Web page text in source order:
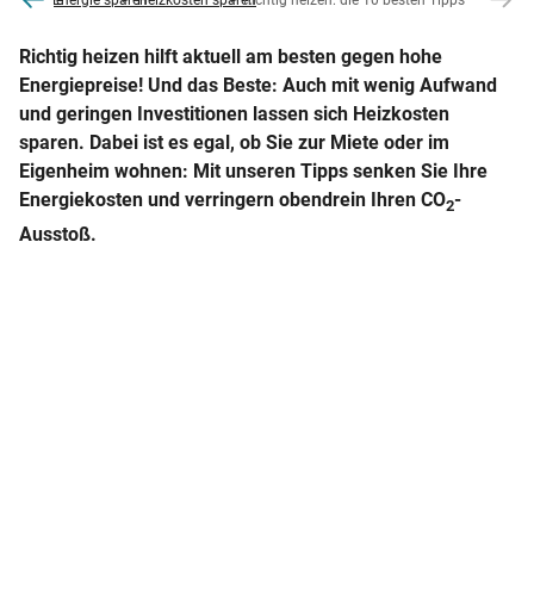
Richtig heizen hilft aktuell am besten gegen hohe
Energiepreise! Und das Beste: Auch mit wenig Aufwand
und geringen Investitionen lassen sich Heizkosten
sparen. Dabei ist es egal, ob Sie zur Miete oder im
Eigenheim wohnen: Mit unseren Tipps senken Sie Ihre
Energiekosten und verringern obendrein Ihren CO2-
Ausstoß.